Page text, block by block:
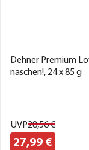
Dehner Premium
naschen!, 24 x 85 g
UVP28,56€
27,99 €